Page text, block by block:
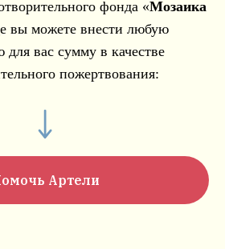
фонда «Мозаика
вы можете внести любую
вас сумму в качестве
пожертвования:
Артели